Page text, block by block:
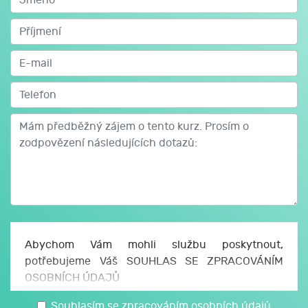
Abychom Vám mohli službu poskytnout,
potřebujeme Váš SOUHLAS SE ZPRACOVÁNÍM
OSOBNÍCH ÚDAJŮ
Uděluji JCMM, z. s. p. o., sídlo Česká 166/11, 602